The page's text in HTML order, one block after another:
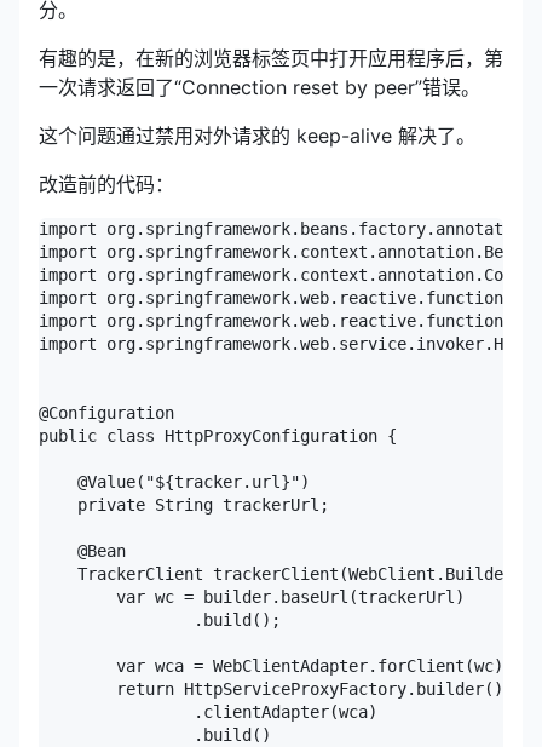
分。
有趣的是，在新的浏览器标签页中打开应用程序后，第
一次请求返回了“Connection reset by peer”错误。
这个问题通过禁用对外请求的 keep-alive 解决了。
改造前的代码：
import
import org.springframework.context.annotation.Bean;
import
import
import
import
@Configuration
public class HttpProxyConfiguration {
    @Value("${tracker.url}")
    private String trackerUrl;
    @Bean
TrackerClient trackerClient(WebClient.Builder
        var wc = builder.baseUrl(trackerUrl)
                .build();
        var wca = WebClientAdapter.forClient(wc);
        return HttpServiceProxyFactory.builder()
                .clientAdapter(wca)
                .build()